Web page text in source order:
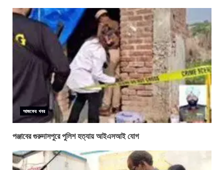
আজকের খবর
পঞ্জাবের গুরুদাসপুরে পুলিশ হত্যায় আইএসআই যোগ